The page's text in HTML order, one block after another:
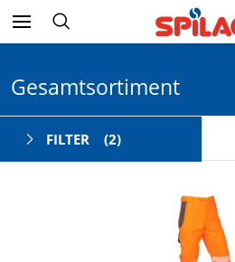
Gesamtsortiment
FILTER (2)